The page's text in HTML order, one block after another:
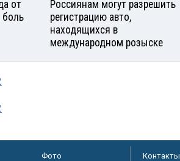
от
боль
Россиянам могут разрешить
регистрацию авто,
находящихся в
международном розыске
Фото
Контакты